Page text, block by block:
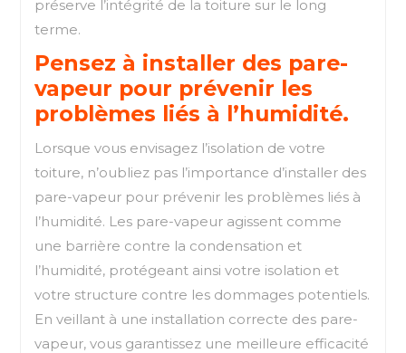
préserve l’intégrité de la toiture sur le long
terme.
Pensez à installer des pare-
vapeur pour prévenir les
problèmes liés à l’humidité.
Lorsque vous envisagez l’isolation de votre
toiture, n’oubliez pas l’importance d’installer des
pare-vapeur pour prévenir les problèmes liés à
l’humidité. Les pare-vapeur agissent comme
une barrière contre la condensation et
l’humidité, protégeant ainsi votre isolation et
votre structure contre les dommages potentiels.
En veillant à une installation correcte des pare-
vapeur, vous garantissez une meilleure efficacité